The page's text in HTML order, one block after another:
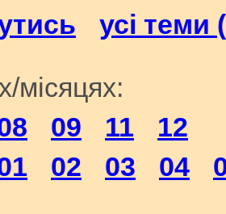
усі теми
місяцях:
09 11
12
02 03 04